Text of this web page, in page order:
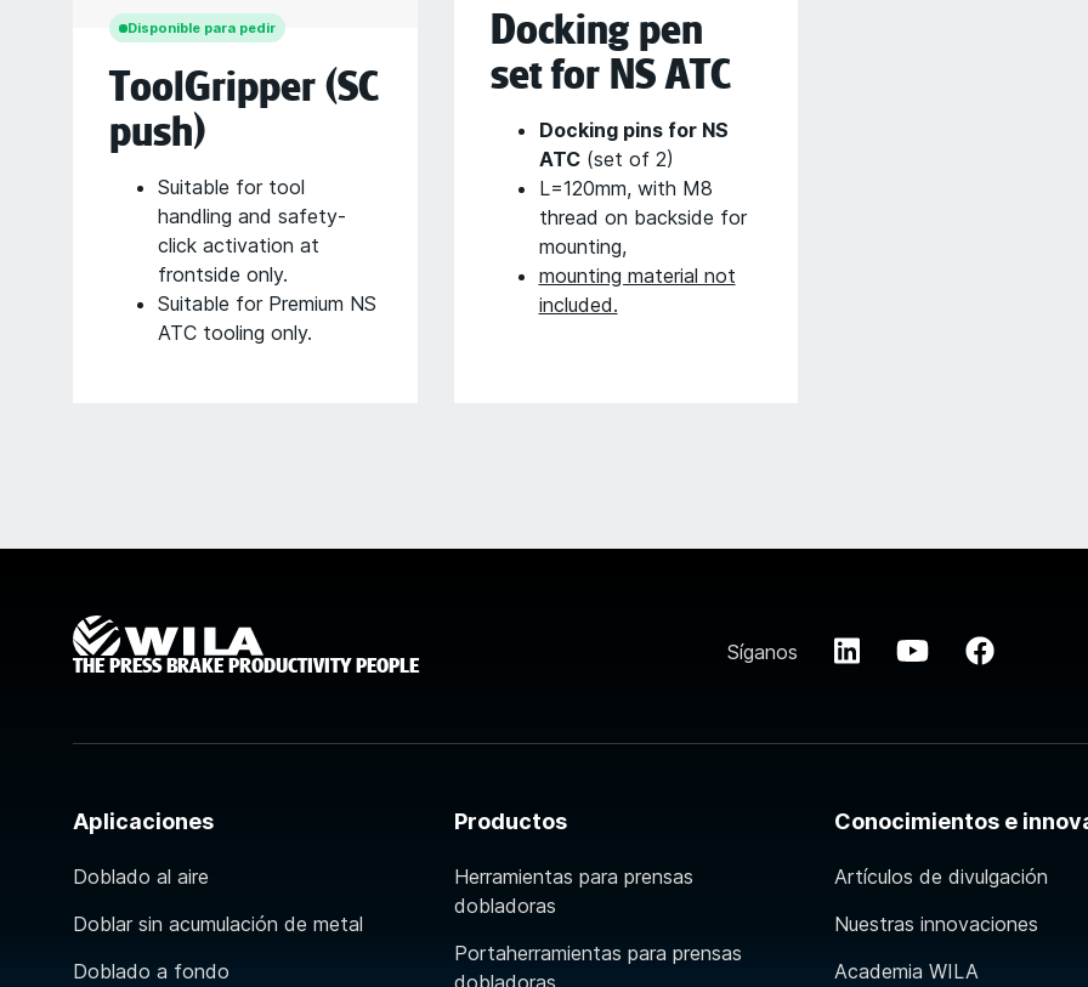
Disponible para pedir
ToolGripper (SC
push)
Suitable for tool
handling and safety-
click activation at
frontside only.
Suitable for Premium NS
ATC tooling only.
Docking pen
set for NS ATC
Docking pins for NS
ATC(set of 2)
L=120mm, with M8
thread on backside for
mounting,
mounting material not
included.
THE PRESS BRAKE PRODUCTIVITY PEOPLE
Síganos
Aplicaciones
Doblado al aire
Doblar sin acumulación de metal
Doblado a fondo
Productos
Herramientas para prensas
dobladoras
Portaherramientas para prensas
dobladoras
Conocimientos e
Artículos de divulgación
Nuestras innovaciones
Academia WILA